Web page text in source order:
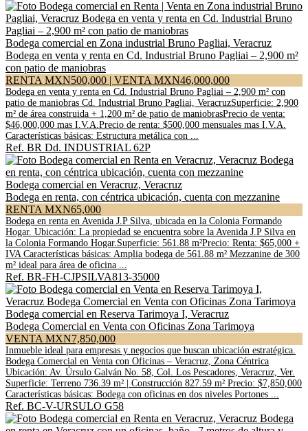
Bodega comercial en Zona industrial Bruno Pagliai, Veracruz
Bodega en venta y renta en Cd. Industrial Bruno Pagliai – 2,900 m²
con patio de maniobras
RENTA MXN500,000 | VENTA MXN46,000,000
Bodega en venta y renta en Cd. Industrial Bruno Pagliai – 2,900 m² con
patio de maniobras Cd. Industrial Bruno Pagliai, VeracruzSuperficie: 2,900
m² de área construida + 1,200 m² de patio de maniobrasPrecio de venta:
$46,000,000 mas I.V.A.Precio de renta: $500,000 mensuales mas I.V.A.
Características básicas: Estructura metálica con ...
Ref. BR Dd. INDUSTRIAL 62P
Bodega comercial en Veracruz, Veracruz
Bodega en renta, con céntrica ubicación, cuenta con mezzanine
RENTA MXN65,000
Bodega en renta en Avenida J.P Silva, ubicada en la Colonia Formando
Hogar. Ubicación: La propiedad se encuentra sobre la Avenida J.P Silva en
la Colonia Formando Hogar.Superficie: 561.88 m²Precio: Renta: $65,000 +
IVA Características básicas: Amplia bodega de 561.88 m² Mezzanine de 300
m² ideal para área de oficina ...
Ref. BR-FH-CJPSILVA813-35000
Bodega comercial en Reserva Tarimoya I, Veracruz
Bodega Comercial en Venta con Oficinas Zona Tarimoya
VENTA MXN7,850,000
Inmueble ideal para empresas y negocios que buscan ubicación estratégica.
Bodega Comercial en Venta con Oficinas – Veracruz, Zona Céntrica
Ubicación: Av. Úrsulo Galván No. 58, Col. Los Pescadores, Veracruz, Ver.
Superficie: Terreno 736.39 m² | Construcción 827.59 m² Precio: $7,850,000
Características básicas: Bodega con oficinas en dos niveles Portones ...
Ref. BC-V-URSULO G58